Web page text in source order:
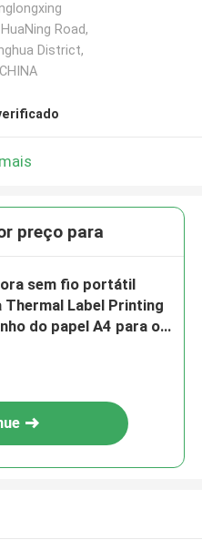
Road,
District,
preço para
sem fio portátil
Thermal Label Printing
do papel A4 para o